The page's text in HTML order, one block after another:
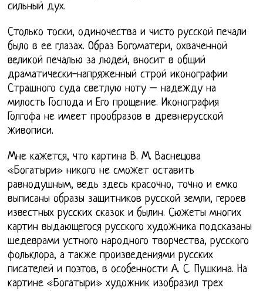
сильный дух.
Столько тоски, одиночества и чисто русской печали
было в ее глазах. Образ Богоматери, охваченной
великой печалью за людей, вносит в общий
драматически-напряженный строй иконографии
Страшного суда светлую ноту – надежду на
милость Господа и Его прощение. Иконография
Голгофа не имеет прообразов в древнерусской
живописи.
Мне кажется, что картина В. М. Васнецова
«Богатыри» никого не сможет оставить
равнодушным, ведь здесь красочно, точно и емко
выписаны образы защитников русской земли, героев
известных русских сказок и былин. Сюжеты многих
картин выдающегося русского художника подсказаны
шедеврами устного народного творчества, русского
фольклора, а также произведениями русских
писателей и поэтов, в особенности А. С. Пушкина. На
картине «Богатыри» художник изобразил трех